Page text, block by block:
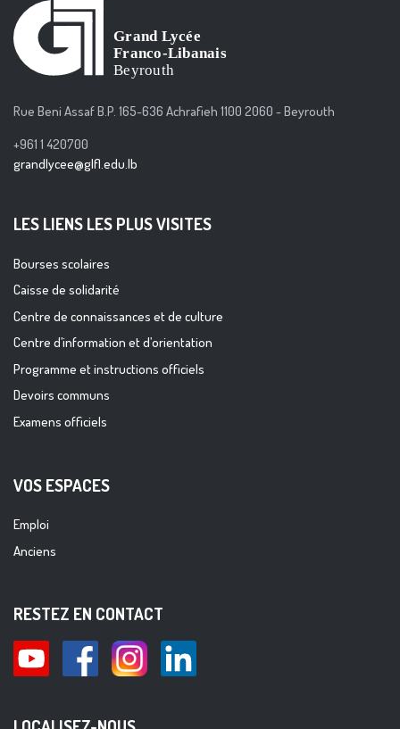
Rue Beni Assaf B.P. 165-636 Achrafieh 1100 2060 - Beyrouth
+961 1 420700
grandlycee@glfl.edu.lb
LES LIENS LES PLUS VISITES
Bourses scolaires
Caisse de solidarité
Centre de connaissances et de culture
Centre d’information et d’orientation
Programme et instructions officiels
Devoirs communs
Examens officiels
VOS ESPACES
Emploi
Anciens
RESTEZ EN CONTACT